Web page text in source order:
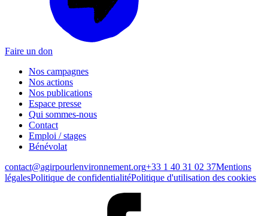
Faire un don
Nos campagnes
Nos actions
Nos publications
Espace presse
Qui sommes-nous
Contact
Emploi / stages
Bénévolat
contact@agirpourlenvironnement.org+33 1 40 31 02 37Mentions
légalesPolitique de confidentialitéPolitique d'utilisation des cookies